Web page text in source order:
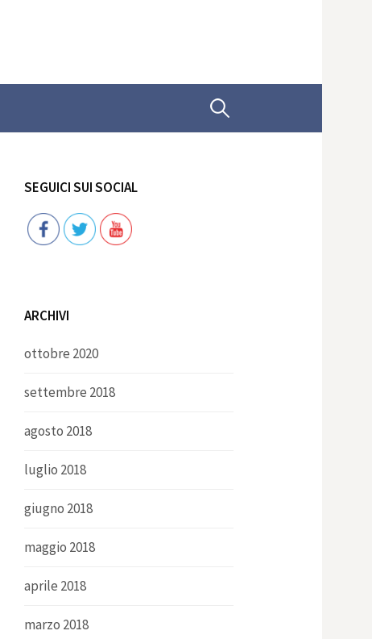
Ricerca
SEGUICI SUI SOCIAL
Follow
ARCHIVI
ottobre 2020
settembre 2018
agosto 2018
luglio 2018
giugno 2018
maggio 2018
aprile 2018
marzo 2018